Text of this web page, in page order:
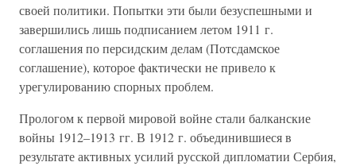
своей политики. Попытки эти были безуспешными и
завершились лишь подписанием летом 1911 г.
соглашения по персидским делам (Потсдамское
соглашение), которое фактически не привело к
урегулированию спорных проблем.
Прологом к первой мировой войне стали балканские
войны 1912–1913 гг. В 1912 г. объединившиеся в
результате активных усилий русской дипломатии Сербия,